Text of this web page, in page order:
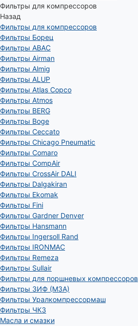
Фильтры для компрессоров
Назад
Фильтры для компрессоров
Фильтры Борец
Фильтры ABAC
Фильтры Airman
Фильтры Almig
Фильтры ALUP
Фильтры Atlas Copco
Фильтры Atmos
Фильтры BERG
Фильтры Boge
Фильтры Ceccato
Фильтры Chicago Pneumatic
Фильтры Comaro
Фильтры CompAir
Фильтры CrossAir DALI
Фильтры Dalgakiran
Фильтры Ekomak
Фильтры Fini
Фильтры Gardner Denver
Фильтры Hansmann
Фильтры Ingersoll Rand
Фильтры IRONMAC
Фильтры Remeza
Фильтры Sullair
Фильтры для поршневых компрессоров
Фильтры ЗИФ (МЗА)
Фильтры Уралкомпрессормаш
Фильтры ЧКЗ
Масла и смазки